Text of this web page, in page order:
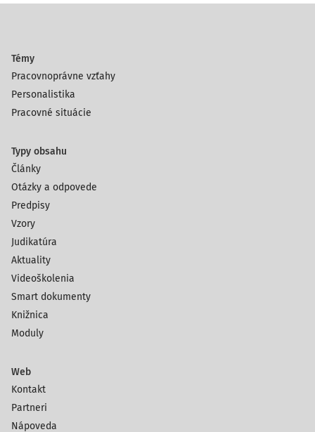
Témy
Pracovnoprávne vzťahy
Personalistika
Pracovné situácie
Typy obsahu
Články
Otázky a odpovede
Predpisy
Vzory
Judikatúra
Aktuality
Videoškolenia
Smart dokumenty
Knižnica
Moduly
Web
Kontakt
Partneri
Nápoveda